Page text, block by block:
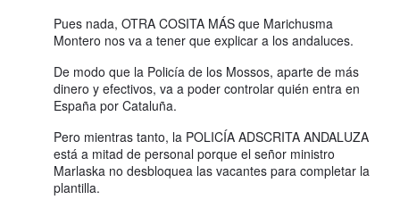
Pues nada, OTRA COSITA MÁS que Marichusma
Montero nos va a tener que explicar a los andaluces.
De modo que la Policía de los Mossos, aparte de más
dinero y efectivos, va a poder controlar quién entra en
España por Cataluña.
Pero mientras tanto, la POLICÍA ADSCRITA ANDALUZA
está a mitad de personal porque el señor ministro
Marlaska no desbloquea las vacantes para completar la
plantilla.